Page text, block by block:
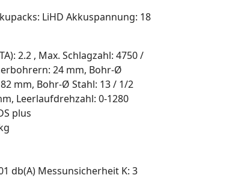
LiHD Akkuspannung: 18
2.2 , Max. Schlagzahl: 4750 /
24 mm, Bohr-Ø
mm, Bohr-Ø Stahl: 13 / 1/2
Leerlaufdrehzahl: 0-1280
plus
db(A) Messunsicherheit K: 3